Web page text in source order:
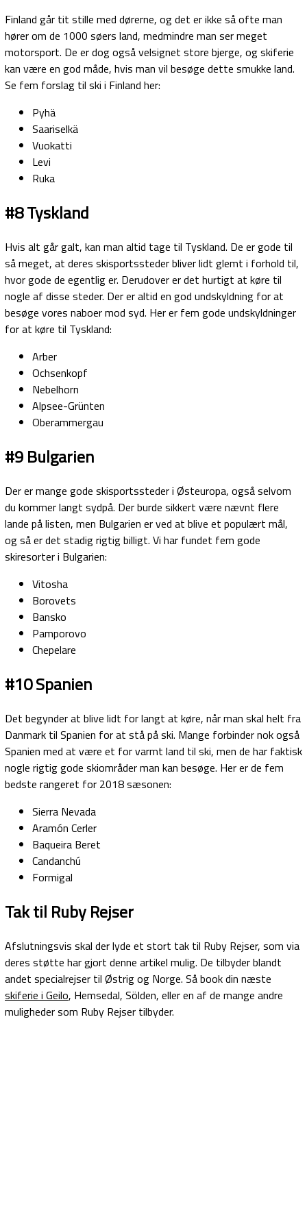
Finland går tit stille med dørerne, og det er ikke så ofte man
hører om de 1000 søers land, medmindre man ser meget
motorsport. De er dog også velsignet store bjerge, og skiferie
kan være en god måde, hvis man vil besøge dette smukke land.
Se fem forslag til ski i Finland her:
Pyhä
Saariselkä
Vuokatti
Levi
Ruka
#8 Tyskland
Hvis alt går galt, kan man altid tage til Tyskland. De er gode til
så meget, at deres skisportssteder bliver lidt glemt i forhold til,
hvor gode de egentlig er. Derudover er det hurtigt at køre til
nogle af disse steder. Der er altid en god undskyldning for at
besøge vores naboer mod syd. Her er fem gode undskyldninger
for at køre til Tyskland:
Arber
Ochsenkopf
Nebelhorn
Alpsee-Grünten
Oberammergau
#9 Bulgarien
Der er mange gode skisportssteder i Østeuropa, også selvom
du kommer langt sydpå. Der burde sikkert være nævnt flere
lande på listen, men Bulgarien er ved at blive et populært mål,
og så er det stadig rigtig billigt. Vi har fundet fem gode
skiresorter i Bulgarien:
Vitosha
Borovets
Bansko
Pamporovo
Chepelare
#10 Spanien
Det begynder at blive lidt for langt at køre, når man skal helt fra
Danmark til Spanien for at stå på ski. Mange forbinder nok også
Spanien med at være et for varmt land til ski, men de har faktisk
nogle rigtig gode skiområder man kan besøge. Her er de fem
bedste rangeret for 2018 sæsonen:
Sierra Nevada
Aramón Cerler
Baqueira Beret
Candanchú
Formigal
Tak til Ruby Rejser
Afslutningsvis skal der lyde et stort tak til Ruby Rejser, som via
deres støtte har gjort denne artikel mulig. De tilbyder blandt
andet specialrejser til Østrig og Norge. Så book din næste
skiferie i Geilo, Hemsedal, Sölden, eller en af de mange andre
muligheder som Ruby Rejser tilbyder.